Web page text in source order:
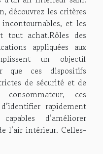
découvrez les critères
et les
tout achat.Rôles des
appliquées aux
un objectif
que ces dispositifs
de sécurité et de
ces
rapidement
d’améliorer
l’air intérieur. Celles-